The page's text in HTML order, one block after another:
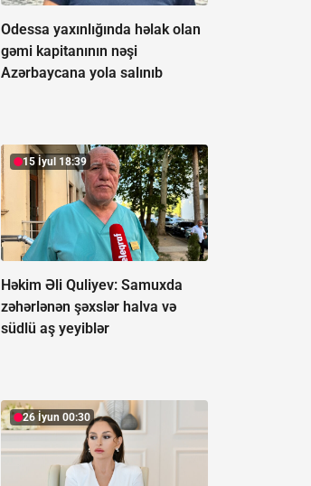
Odessa yaxınlığında həlak olan
gəmi kapitanının nəşi
Azərbaycana yola salınıb
15 İyul 18:39
Həkim Əli Quliyev: Samuxda
zəhərlənən şəxslər halva və
südlü aş yeyiblər
26 İyun 00:30